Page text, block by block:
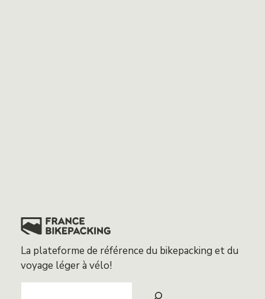
La plateforme de référence du bikepacking et du
voyage léger à vélo!